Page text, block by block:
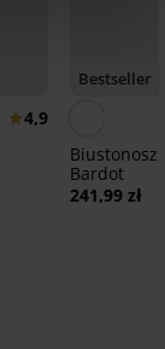
4,9
Bestseller
Biustonosz
Bardot
241,99 zł